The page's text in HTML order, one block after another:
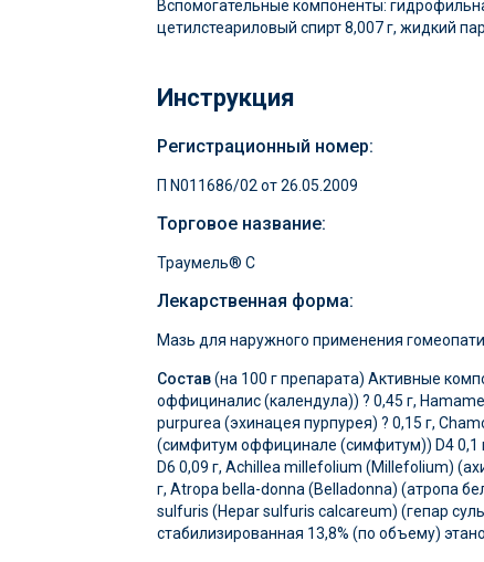
Вспомогательные компоненты:
цетилстеариловый спирт 8,007 г, жидкий
Инструкция
Регистрационный номер:
П N011686/02 от 26.05.2009
Торговое название:
Траумель® C
Лекарственная форма:
Мазь для наружного применения
Состав(на 100 г препарата) Активные
оффициналис (календула)) ? 0,45 г,
purpurea (эхинацея пурпурея) ? 0,15 г,
(симфитум оффицинале (симфитум)) D4 0,1
D6 0,09 г, Achillea millefolium (Millefolium)
г, Atropa bella-donna (Belladonna) (атропа
sulfuris (Hepar sulfuris calcareum) (гепар
стабилизированная 13,8% (по объему)